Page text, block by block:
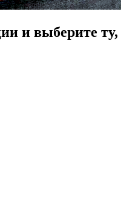
и выберите